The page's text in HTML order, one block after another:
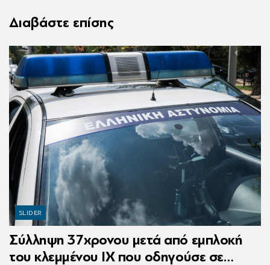
Διαβάστε επίσης
SLIDER
Σύλληψη 37χρονου μετά από εμπλοκή
του κλεμμένου ΙΧ που οδηγούσε σε